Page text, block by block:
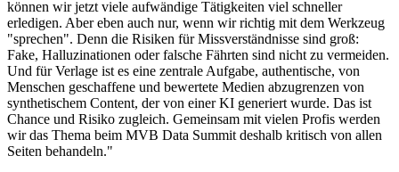
können wir jetzt viele aufwändige Tätigkeiten viel schneller
erledigen. Aber eben auch nur, wenn wir richtig mit dem Werkzeug
"sprechen". Denn die Risiken für Missverständnisse sind groß:
Fake, Halluzinationen oder falsche Fährten sind nicht zu vermeiden.
Und für Verlage ist es eine zentrale Aufgabe, authentische, von
Menschen geschaffene und bewertete Medien abzugrenzen von
synthetischem Content, der von einer KI generiert wurde. Das ist
Chance und Risiko zugleich. Gemeinsam mit vielen Profis werden
wir das Thema beim MVB Data Summit deshalb kritisch von allen
Seiten behandeln."